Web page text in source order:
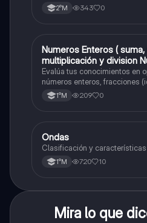
2°M 343 0
Matemáticas
Numeros Enteros (
multiplicación y division
Fraccionarios si es
( suma , resta ,
Porcentaje ( fracción,
Evalúa tus conocimientos en
números enteros, fracciones
operaciones) y conversiones
decimal y viceversa).
1°M 209 0
Física
Ondas
Clasificación y
1°M 720 10
Mira lo que